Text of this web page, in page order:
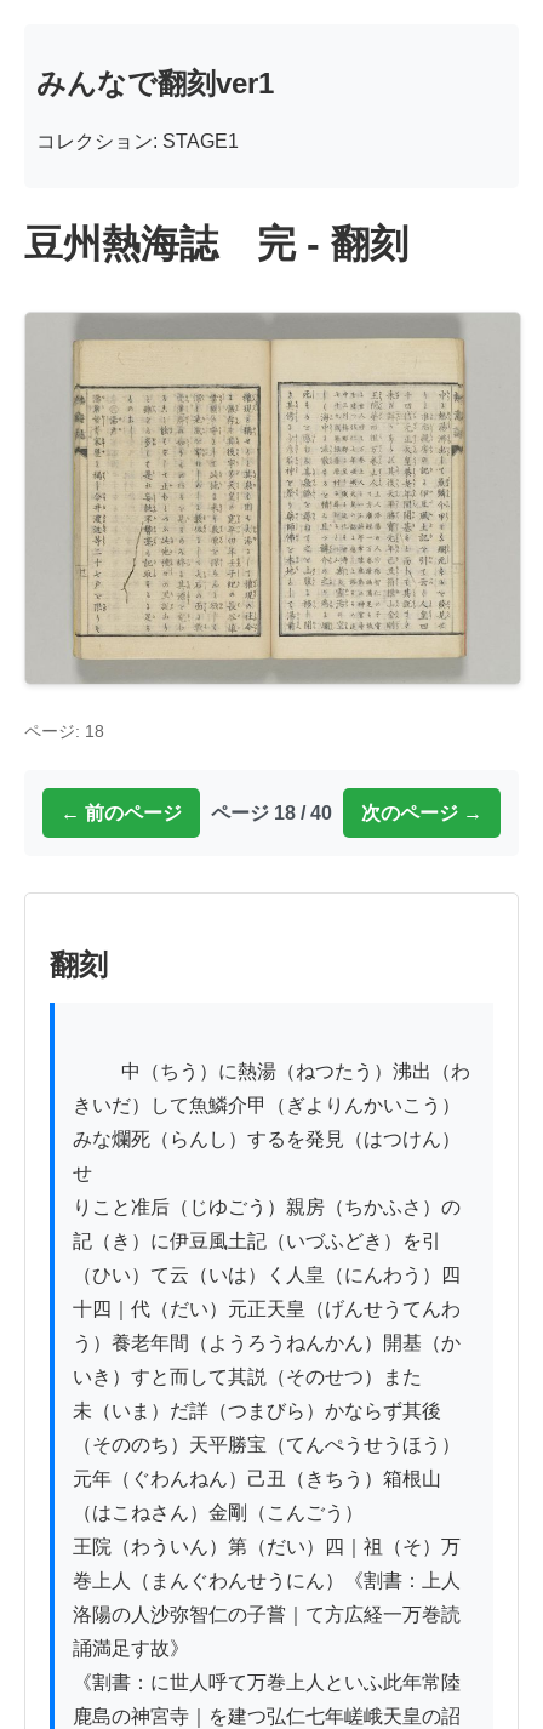
みんなで翻刻ver1
コレクション: STAGE1
豆州熱海誌 完 - 翻刻
ページ: 18
← 前のページ ページ 18 / 40 次のページ →
翻刻
きいだ）して魚鱗介甲（ぎよりんかいこう）
みな爛死（らんし）するを発見（はつけん）
せ
りこと准后（じゆごう）親房（ちかふさ）の
記（き）に伊豆風土記（いづふどき）を引
（ひい）て云（いは）く人皇（にんわう）四
十四｜代（だい）元正天皇（げんせうてんわ
う）養老年間（ようろうねんかん）開基（か
いき）すと而して其説（そのせつ）また
未（いま）だ詳（つまびら）かならず其後
（そののち）天平勝宝（てんぺうせうほう）
元年（ぐわんねん）己丑（きちう）箱根山
（はこねさん）金剛（こんごう）
王院（わういん）第（だい）四｜祖（そ）万
巻上人（まんぐわんせうにん）《割書：上人
洛陽の人沙弥智仁の子嘗｜て方広経一万巻読
誦満足す故》
《割書：に世人呼て万巻上人といふ此年常陸
鹿島の神宮寺｜を建つ弘仁七年嵯峨天皇の詔